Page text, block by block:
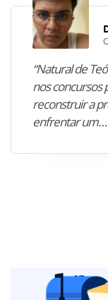
“Natural de
nos concursos
reconstruir a
enfrentar